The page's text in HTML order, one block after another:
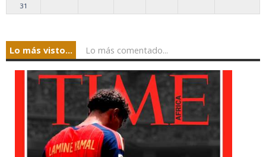
31
Lo más visto... Lo más comentado...